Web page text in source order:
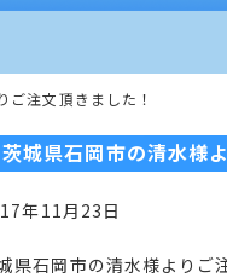
ご注文頂きました！
茨城県石岡市の清水様
年11月23日
県石岡市の清水様よりご